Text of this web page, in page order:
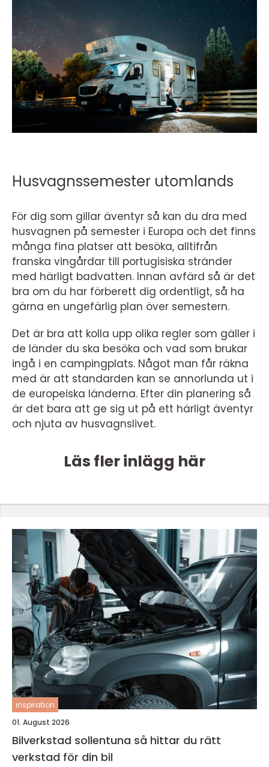
Husvagnssemester utomlands
För dig som gillar äventyr så kan du dra med
husvagnen på semester i Europa och det finns
många fina platser att besöka, alltifrån
franska vingårdar till portugisiska stränder
med härligt badvatten. Innan avfärd så är det
bra om du har förberett dig ordentligt, så ha
gärna en ungefärlig plan över semestern.
Det är bra att kolla upp olika regler som gäller i
de länder du ska besöka och vad som brukar
ingå i en campingplats. Något man får räkna
med är att standarden kan se annorlunda ut i
de europeiska länderna. Efter din planering så
är det bara att ge sig ut på ett härligt äventyr
och njuta av husvagnslivet.
Läs fler inlägg här
inspiration
01. August 2026
Bilverkstad sollentuna så hittar du rätt
verkstad för din bil